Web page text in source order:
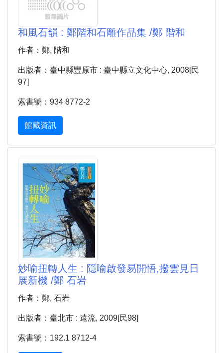
和風石韻 : 鄭階和石雕作品集 /鄭 階和
作者：鄭, 階和
出版者：臺中縣豐原市 : 臺中縣立文化中心, 2008[民
97]
索書號：934 8772-2
館藏資訊
妙喻扭轉人生 : 隱喻啟發易開悟,撥雲見日
展新機 /鄭 石岩
作者：鄭, 石岩
出版者：臺北市 : 遠流, 2009[民98]
索書號：192.1 8712-4